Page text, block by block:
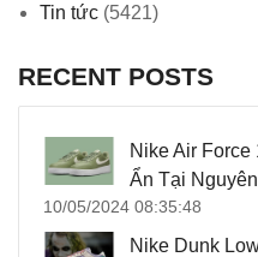
Tin tức (5421)
RECENT POSTS
Nike Air Force
Ẩn Tại
10/05/2024 08:35:48
Nike Dunk